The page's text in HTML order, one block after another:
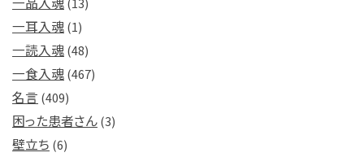
一耳入魂(1)
一読入魂(48)
一食入魂(467)
名言 (409)
困った患者さん(3)
壁立ち (6)